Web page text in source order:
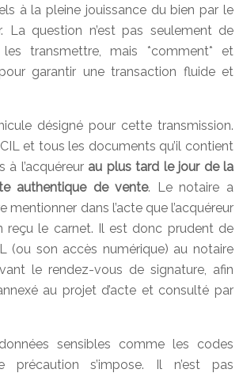
à la pleine jouissance du bien par le
La question n’est pas seulement de
les transmettre, mais *comment* et
garantir une transaction fluide et
désigné pour cette transmission.
et tous les documents qu’il contient
à l’acquéreur au plus tard le jour de la
authentique de vente. Le notaire a
mentionner dans l’acte que l’acquéreur
reçu le carnet. Il est donc prudent de
(ou son accès numérique) au notaire
le rendez-vous de signature, afin
au projet d’acte et consulté par
sensibles comme les codes
précaution s’impose. Il n’est pas